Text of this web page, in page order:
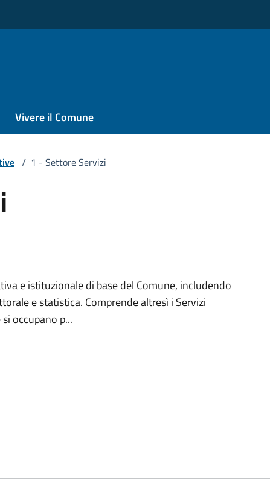
Vivere il Comune
/ 1 - Settore Servizi
e istituzionale di base del Comune, includendo
e statistica. Comprende altresì i Servizi
occupano p...